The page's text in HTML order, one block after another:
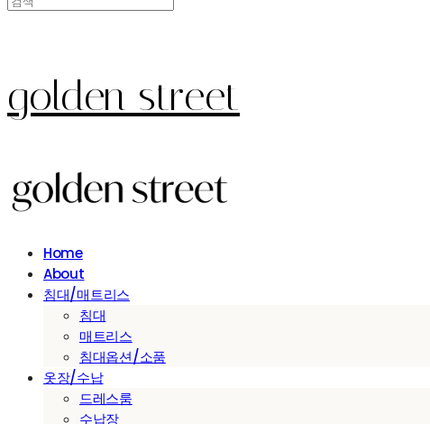
golden street
Home
About
침대/매트리스
침대
매트리스
침대옵션/소품
옷장/수납
드레스룸
수납장